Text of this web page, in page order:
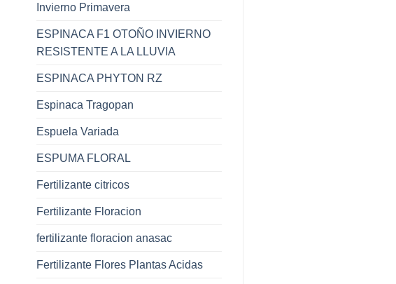
Invierno Primavera
ESPINACA F1 OTOÑO INVIERNO
RESISTENTE A LA LLUVIA
ESPINACA PHYTON RZ
Espinaca Tragopan
Espuela Variada
ESPUMA FLORAL
Fertilizante citricos
Fertilizante Floracion
fertilizante floracion anasac
Fertilizante Flores Plantas Acidas